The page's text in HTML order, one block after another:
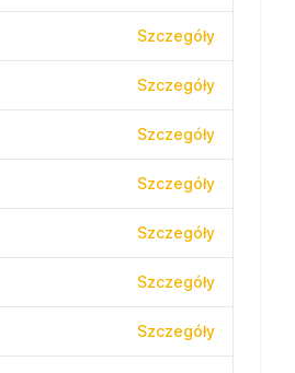
Szczegóły
Szczegóły
Szczegóły
Szczegóły
Szczegóły
Szczegóły
Szczegóły